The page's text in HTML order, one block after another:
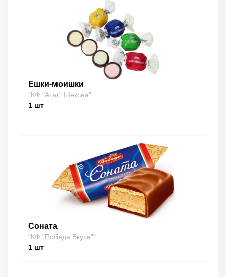
Ешки-моишки
"КФ "Атаг" Шексна"
1 шт
Соната
"КФ "Победа Вкуса""
1 шт